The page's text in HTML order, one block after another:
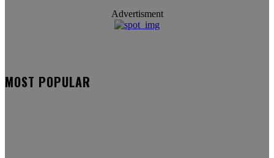
Advertisment
MOST POPULAR